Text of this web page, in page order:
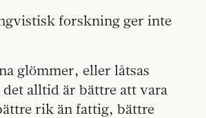
forskning ger inte
glömmer, eller låtsas
alltid är bättre att vara
rik än fattig, bättre